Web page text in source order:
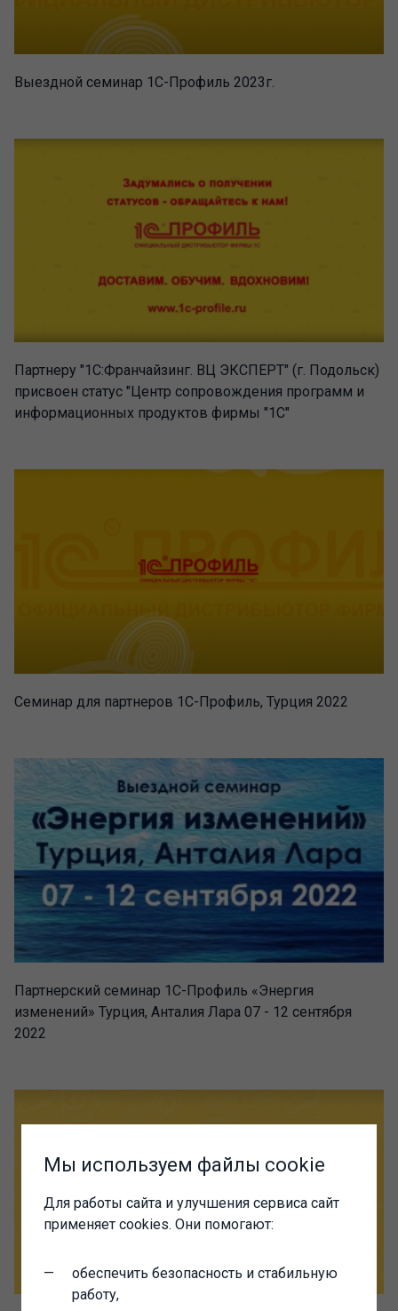
Выездной семинар 1С-Профиль 2023г.
Партнеру "1С:Франчайзинг. ВЦ ЭКСПЕРТ" (г. Подольск)
присвоен статус "Центр сопровождения программ и
информационных продуктов фирмы "1С"
Семинар для партнеров 1С-Профиль, Турция 2022
Партнерский семинар 1С-Профиль «Энергия
изменений» Турция, Анталия Лара 07 - 12 сентября
2022
Мы используем файлы cookie
Для работы сайта и улучшения сервиса сайт
применяет cookies. Они помогают:
обеспечить безопасность и стабильную
работу,